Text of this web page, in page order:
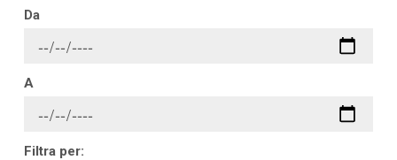
Da
A
Filtra per: